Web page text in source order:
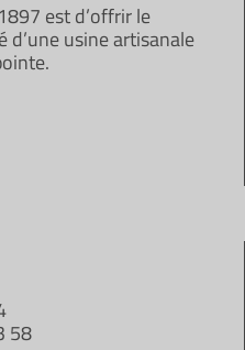
est d’offrir le
d’une usine artisanale
58